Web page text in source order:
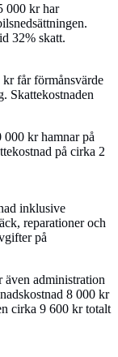
000 kr har
32% skatt.
får förmånsvärde
Skattekostnaden
kr hamnar på
på cirka 2
inklusive
reparationer och
på
administration
8 000 kr
cirka 9 600 kr totalt